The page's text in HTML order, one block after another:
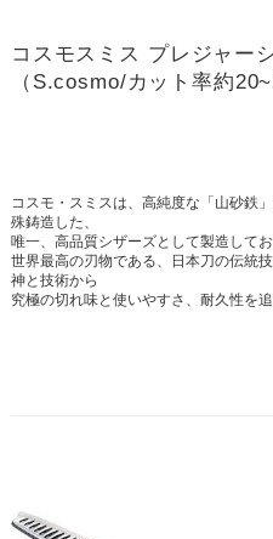
コスモスミス プレジャー
（S.cosmo/カット率約
コスモ・スミスは、高純度な「山砂鉄
殊鋳造した、
唯一、高品質シザーズとして製造してお
世界最高の刃物である、日本刀の伝統
神と技術から
究極の切れ味と使いやすさ、耐久性を追